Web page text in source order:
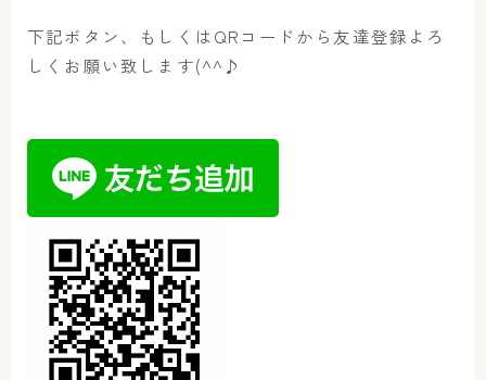
下記ボタン、もしくはQRコードから友達登録よろ
しくお願い致します(^^♪